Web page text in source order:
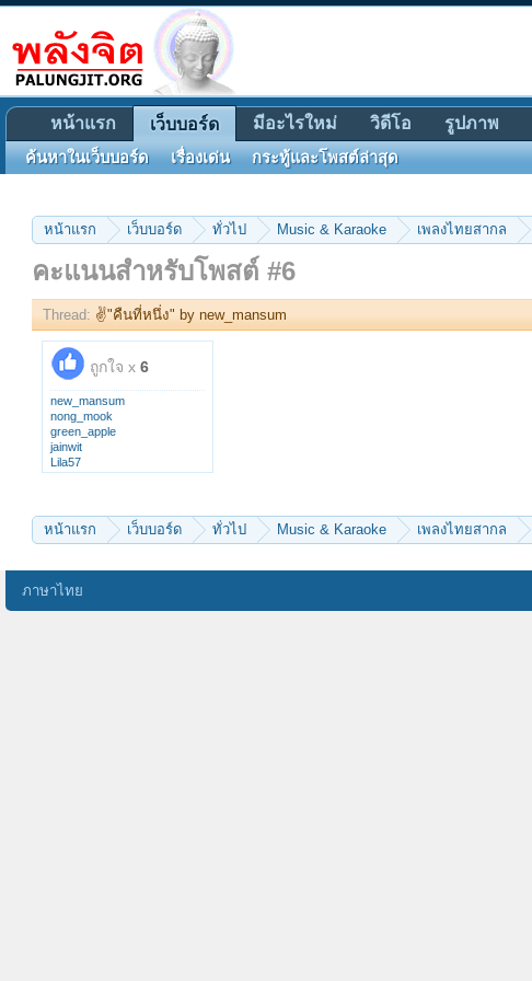
หน้าแรก เว็บบอร์ด ทั่วไป Music & Karaoke เพลงไทยสากล
คะแนนสำหรับโพสต์ #6
Thread: ✌"คืนที่หนึ่ง" by new_mansum
ถูกใจ x 6
new_mansum
nong_mook
green_apple
jainwit
Lila57
ppojai
หน้าแรก เว็บบอร์ด ทั่วไป Music & Karaoke เพลงไทยสากล
หน้าแรก เว็บบอร์ด
ค้นหาในเว็บบอร์ด เรื่องเด่น กระทู้และโพสต์ล่าสุด
มีอะไรใหม่ วิดีโอ รูปภาพ
ภาษาไทย